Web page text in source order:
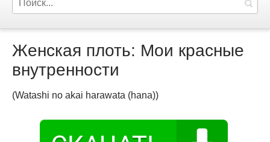
Женская плоть: Мои красные
внутренности
(Watashi no akai harawata (hana))